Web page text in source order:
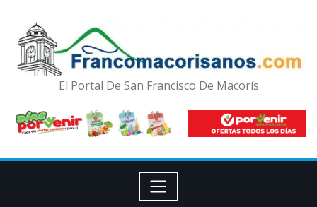
El Portal De San Francisco De Macorís